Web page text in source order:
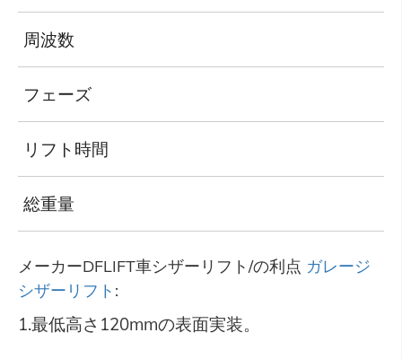
周波数
フェーズ
リフト時間
総重量
メーカーDFLIFT車シザーリフト/の利点 ガレージ
シザーリフト :
1.最低高さ120mmの表面実装。